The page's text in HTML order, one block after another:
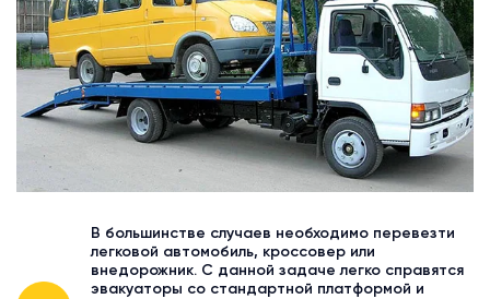
В большинстве случаев необходимо перевезти
легковой автомобиль, кроссовер или
внедорожник. С данной задаче легко справятся
эвакуаторы со стандартной платформой и